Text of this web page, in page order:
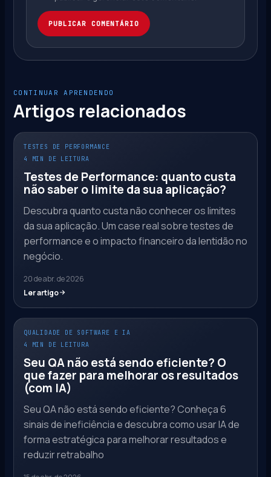
PUBLICAR COMENTÁRIO
CONTINUAR APRENDENDO
Artigos relacionados
TESTES DE PERFORMANCE
4 MIN DE LEITURA
Testes de Performance: quanto custa
não saber o limite da sua aplicação?
Descubra quanto custa não conhecer os limites
da sua aplicação. Um case real sobre testes de
performance e o impacto financeiro da lentidão no
negócio.
20 de abr. de 2026
Ler artigo
QUALIDADE DE SOFTWARE E IA
4 MIN DE LEITURA
Seu QA não está sendo eficiente? O
que fazer para melhorar os resultados
(com IA)
Seu QA não está sendo eficiente? Conheça 6
sinais de ineficiência e descubra como usar IA de
forma estratégica para melhorar resultados e
reduzir retrabalho